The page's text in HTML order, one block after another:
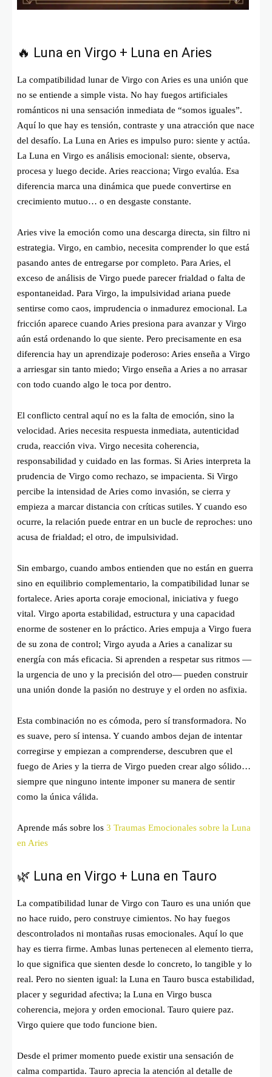
🔥 Luna en Virgo + Luna en Aries
La compatibilidad lunar de Virgo con Aries es una unión que
no se entiende a simple vista. No hay fuegos artificiales
románticos ni una sensación inmediata de “somos iguales”.
Aquí lo que hay es tensión, contraste y una atracción que nace
del desafío. La Luna en Aries es impulso puro: siente y actúa.
La Luna en Virgo es análisis emocional: siente, observa,
procesa y luego decide. Aries reacciona; Virgo evalúa. Esa
diferencia marca una dinámica que puede convertirse en
crecimiento mutuo… o en desgaste constante.
Aries vive la emoción como una descarga directa, sin filtro ni
estrategia. Virgo, en cambio, necesita comprender lo que está
pasando antes de entregarse por completo. Para Aries, el
exceso de análisis de Virgo puede parecer frialdad o falta de
espontaneidad. Para Virgo, la impulsividad ariana puede
sentirse como caos, imprudencia o inmadurez emocional. La
fricción aparece cuando Aries presiona para avanzar y Virgo
aún está ordenando lo que siente. Pero precisamente en esa
diferencia hay un aprendizaje poderoso: Aries enseña a Virgo
a arriesgar sin tanto miedo; Virgo enseña a Aries a no arrasar
con todo cuando algo le toca por dentro.
El conflicto central aquí no es la falta de emoción, sino la
velocidad. Aries necesita respuesta inmediata, autenticidad
cruda, reacción viva. Virgo necesita coherencia,
responsabilidad y cuidado en las formas. Si Aries interpreta la
prudencia de Virgo como rechazo, se impacienta. Si Virgo
percibe la intensidad de Aries como invasión, se cierra y
empieza a marcar distancia con críticas sutiles. Y cuando eso
ocurre, la relación puede entrar en un bucle de reproches: uno
acusa de frialdad; el otro, de impulsividad.
Sin embargo, cuando ambos entienden que no están en guerra
sino en equilibrio complementario, la compatibilidad lunar se
fortalece. Aries aporta coraje emocional, iniciativa y fuego
vital. Virgo aporta estabilidad, estructura y una capacidad
enorme de sostener en lo práctico. Aries empuja a Virgo fuera
de su zona de control; Virgo ayuda a Aries a canalizar su
energía con más eficacia. Si aprenden a respetar sus ritmos —
la urgencia de uno y la precisión del otro— pueden construir
una unión donde la pasión no destruye y el orden no asfixia.
Esta combinación no es cómoda, pero sí transformadora. No
es suave, pero sí intensa. Y cuando ambos dejan de intentar
corregirse y empiezan a comprenderse, descubren que el
fuego de Aries y la tierra de Virgo pueden crear algo sólido…
siempre que ninguno intente imponer su manera de sentir
como la única válida.
Aprende más sobre los 3 Traumas Emocionales sobre la Luna
en Aries
🌿 Luna en Virgo + Luna en Tauro
La compatibilidad lunar de Virgo con Tauro es una unión que
no hace ruido, pero construye cimientos. No hay fuegos
descontrolados ni montañas rusas emocionales. Aquí lo que
hay es tierra firme. Ambas lunas pertenecen al elemento tierra,
lo que significa que sienten desde lo concreto, lo tangible y lo
real. Pero no sienten igual: la Luna en Tauro busca estabilidad,
placer y seguridad afectiva; la Luna en Virgo busca
coherencia, mejora y orden emocional. Tauro quiere paz.
Virgo quiere que todo funcione bien.
Desde el primer momento puede existir una sensación de
calma compartida. Tauro aprecia la atención al detalle de